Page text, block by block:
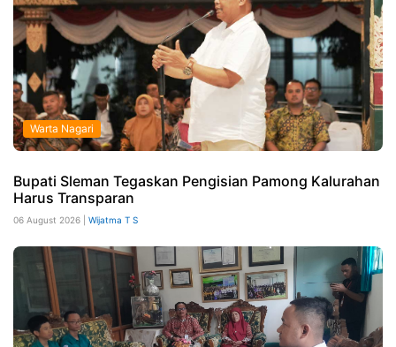
Warta Nagari
Bupati Sleman Tegaskan Pengisian Pamong Kalurahan
Harus Transparan
06 August 2026 | Wijatma T S